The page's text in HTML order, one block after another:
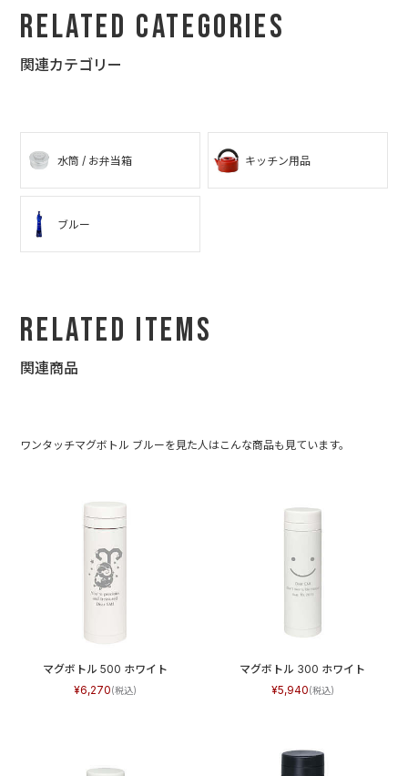
Related Categories
関連カテゴリー
水筒 / お弁当箱 キッチン用品
ブルー
Related Items
関連商品
ワンタッチマグボトル ブルーを見た人はこんな商品も見ています。
マグボトル 500 ホワイト
6,270
マグボトル 300 ホワイト
5,940